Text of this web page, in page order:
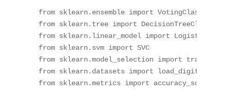
from sklearn. ensemble import
from sklearn. tree import
from sklearn. linear_model import
from sklearn. svm import
SVC
from sklearn.model_selection import
from sklearn. datasets import
from sklearn.metrics import accuracy_score